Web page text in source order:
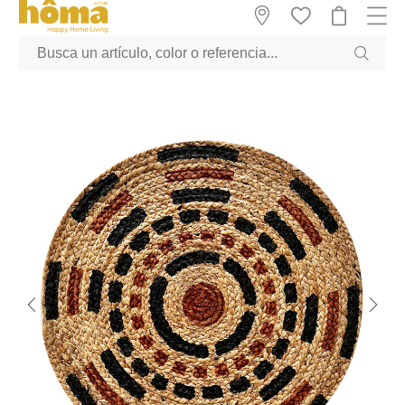
GTM-M23T38WX true